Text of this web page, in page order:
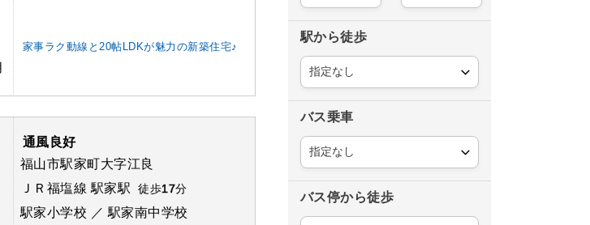
家事ラク動線と20帖LDKが魅力の新築住宅♪
通風良好
福山市駅家町大字江良
ＪＲ福塩線 駅家駅 徒歩17分
駅家小学校 ／ 駅家南中学校
駅から徒歩
バス乗車
バス停から徒歩